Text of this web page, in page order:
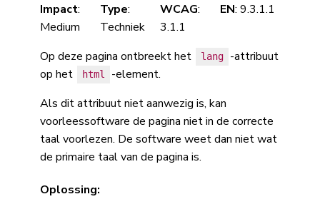
Impact:
Medium
Type:
Techniek
WCAG:
3.1.1
EN: 9.3.1.1
Op deze pagina ontbreekt het lang
-attribuut
op het
html
-element.
Als dit attribuut niet aanwezig is, kan
voorleessoftware de pagina niet in de correcte
taal voorlezen. De software weet dan niet wat
de primaire taal van de pagina is.
Oplossing: